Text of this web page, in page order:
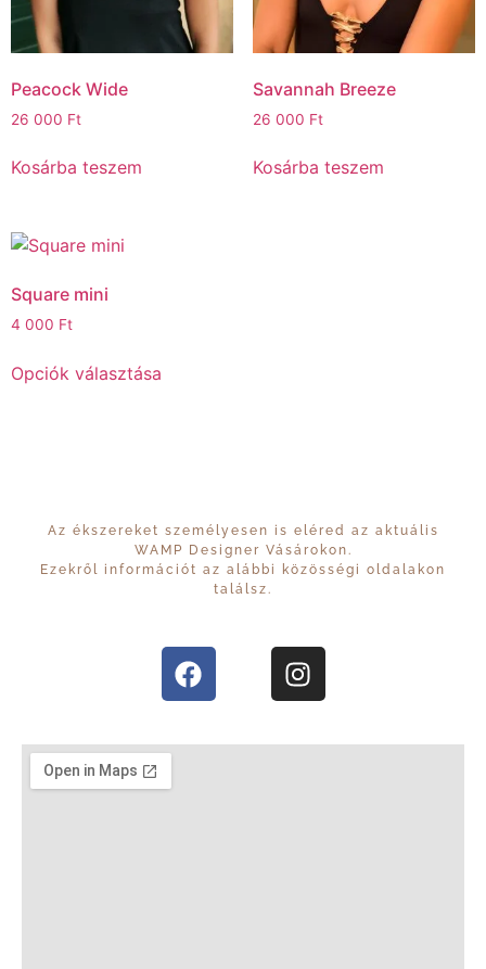
Peacock Wide
26 000 Ft
Kosárba teszem
Savannah Breeze
26 000 Ft
Kosárba teszem
Square mini
4 000 Ft
Opciók választása
Az ékszereket személyesen is eléred az aktuális
WAMP Designer Vásárokon.
Ezekről információt az alábbi közösségi oldalakon
találsz.